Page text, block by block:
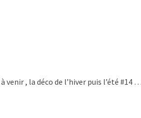
, la déco de l’hiver puis l’été #14